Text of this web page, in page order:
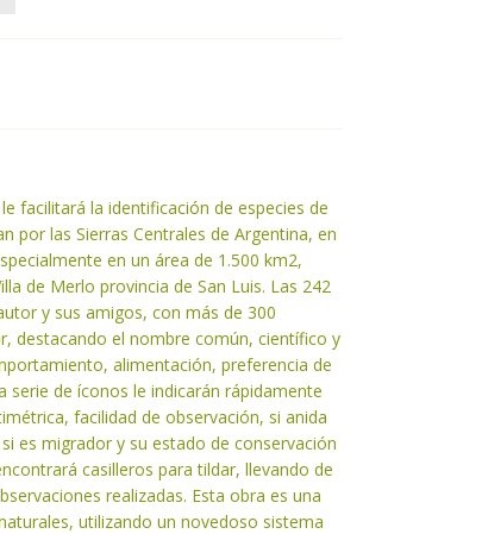
facilitará la identificación de especies de
por las Sierras Centrales de Argentina, en
en un área de 1.500 km2,
de Merlo provincia de San Luis. Las 242
y sus amigos, con más de 300
destacando el nombre común, científico y
alimentación, preferencia de
serie de íconos le indicarán rápidamente
facilidad de observación, si anida
es migrador y su estado de conservación
casilleros para tildar, llevando de
realizadas. Esta obra es una
utilizando un novedoso sistema